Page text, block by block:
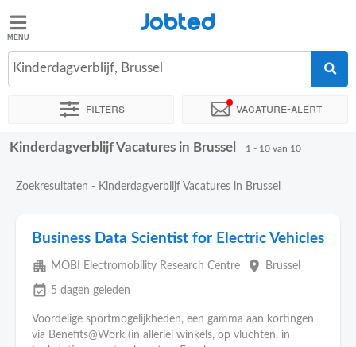
Jobted
Taal
Jobted
Kinderdagverblijf, Brussel
Filters Vacature-alert
Sorteer op Exacte locatie Bedrijf
Kinderdagverblijf Vacatures in Brussel 1 - 10 van 10
Zoekresultaten - Kinderdagverblijf Vacatures in Brussel
Business Data Scientist for Electric Vehicles
apartment MOBI Electromobility Research Centre place Brussel
event_available 5 dagen geleden
Voordelige sportmogelijkheden, een gamma aan kortingen
via Benefits@Work (in allerlei winkels, op vluchten, in